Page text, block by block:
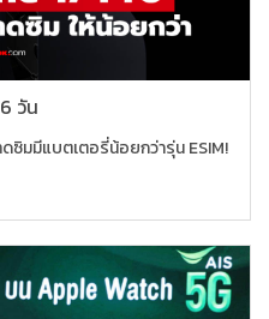
วัน
ซิมมีแบตเตอรี่น้อยกว่ารุ่น ESIM!